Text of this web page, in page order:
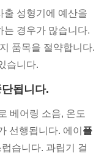
출 성형기에 예산을
는 경우가 많습니다.
품목을 절약합니다.
습니다.
됩니다.
베어링 소음, 온도
선행됩니다. 에이 플
습니다. 과립기 걸